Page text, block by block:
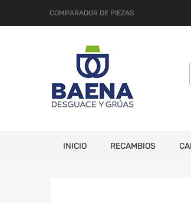
COMPARADOR DE PIEZAS
INICIO RECAMBIOS